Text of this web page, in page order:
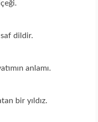
dildir.
anlamı.
bir yıldız.